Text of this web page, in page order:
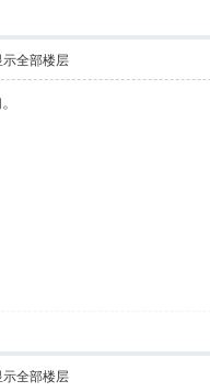
示全部楼层
示全部楼层